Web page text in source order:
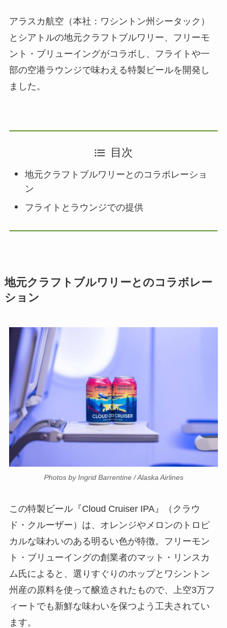
アラスカ航空（本社：ワシントン州シータック）
とシアトルの地元クラフトブルワリー、フリーモ
ント・ブリューイングがコラボし、フライトや一
部の空港ラウンジで味わえる特製ビールを開発し
ました。
目次
地元クラフトブルワリーとのコラボレーショ
ン
フライトとラウンジでの提供
地元クラフトブルワリーとのコラボレー
ション
Photos by Ingrid Barrentine / Alaska Airlines
この特製ビール『Cloud Cruiser IPA』（クラウ
ド・クルーザー）は、オレンジやメロンのトロピ
カルな味わいのある明るい色が特徴。フリーモン
ト・ブリューイングの創業者のマット・リンスカ
ム氏によると、選りすぐりのホップとワシントン
州産の原料を使って醸造されたもので、上空3万フ
ィートでも新鮮な味わいを保つよう工夫されてい
ます。